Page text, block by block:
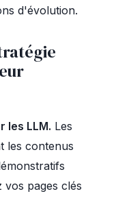
d'évolution.
les LLM. Les
les contenus
pages clés